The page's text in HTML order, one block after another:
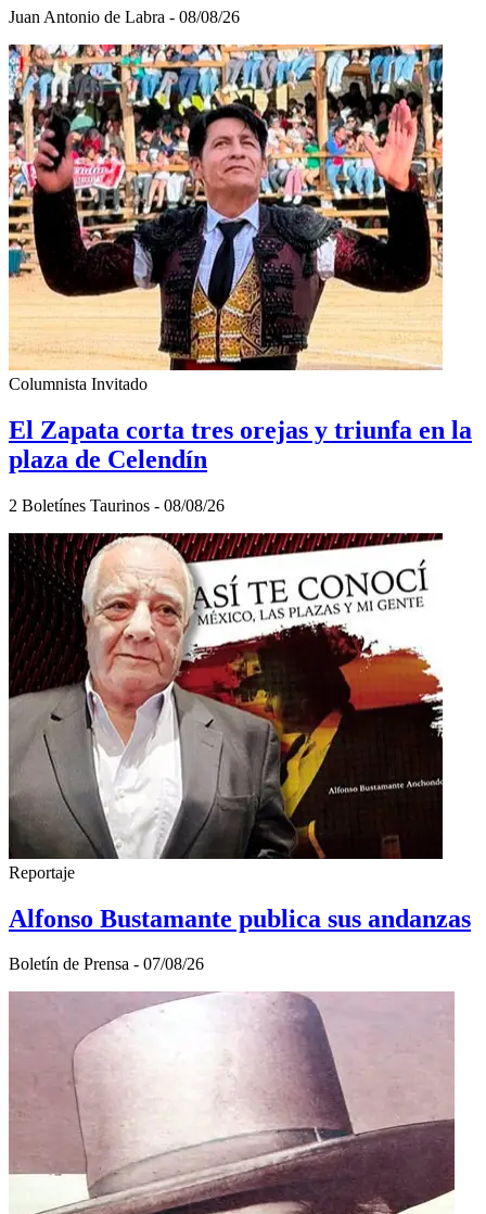
Juan Antonio de Labra - 08/08/26
Columnista Invitado
El Zapata corta tres orejas y triunfa en la
plaza de Celendín
2 Boletínes Taurinos - 08/08/26
Reportaje
Alfonso Bustamante publica sus andanzas
Boletí­n de Prensa - 07/08/26